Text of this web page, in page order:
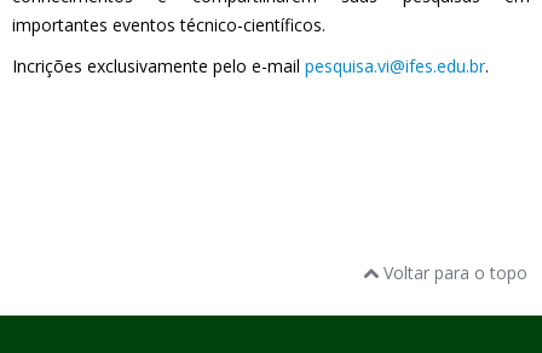
importantes eventos técnico-científicos.
Incrições exclusivamente pelo e-mail pesquisa.vi@ifes.edu.br.
Voltar para o topo